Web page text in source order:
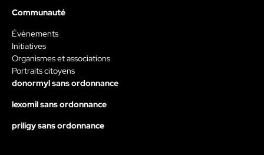
Communauté
Évènements
Initiatives
Organismes et associations
Portraits citoyens
donormyl sans ordonnance
lexomil sans ordonnance
priligy sans ordonnance